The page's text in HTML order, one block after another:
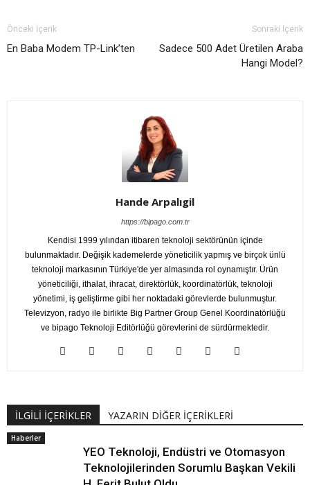
Önceki İçerik
En Baba Modem TP-Link’ten
Sonraki İçerik
Sadece 500 Adet Üretilen Araba
Hangi Model?
Hande Arpalıgil
https://bipago.com.tr
Kendisi 1999 yılından itibaren teknoloji sektörünün içinde
bulunmaktadır. Değişik kademelerde yöneticilik yapmış ve birçok ünlü
teknoloji markasının Türkiye'de yer almasında rol oynamıştır. Ürün
yöneticiliği, ithalat, ihracat, direktörlük, koordinatörlük, teknoloji
yönetimi, iş geliştirme gibi her noktadaki görevlerde bulunmuştur.
Televizyon, radyo ile birlikte Big Partner Group Genel Koordinatörlüğü
ve bipago Teknoloji Editörlüğü görevlerini de sürdürmektedir.
İLGİLİ İÇERİKLER YAZARIN DİĞER İÇERİKLERİ
Haberler
YEO Teknoloji, Endüstri ve Otomasyon
Teknolojilerinden Sorumlu Başkan Vekili